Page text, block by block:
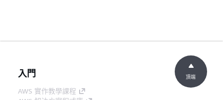
入門
AWS 實作教學課程
頂端